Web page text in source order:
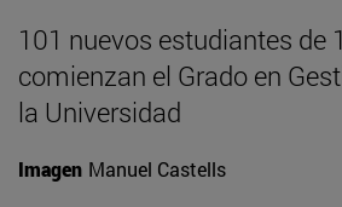
101 nuevos estudiantes de
comienzan el Grado en
la Universidad
Imagen Manuel Castells